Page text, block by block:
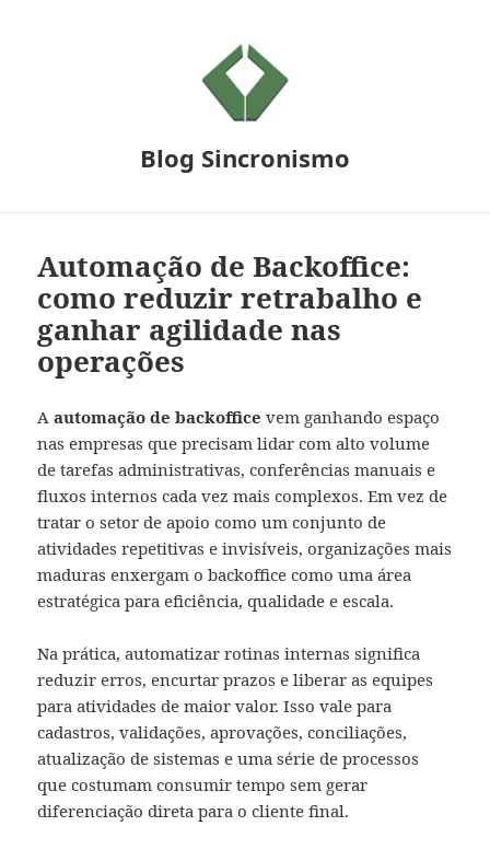
Blog Sincronismo
Automação de Backoffice:
como reduzir retrabalho e
ganhar agilidade nas
operações
Aautomação de backoffice vem ganhando espaço
nas empresas que precisam lidar com alto volume
de tarefas administrativas, conferências manuais e
fluxos internos cada vez mais complexos. Em vez de
tratar o setor de apoio como um conjunto de
atividades repetitivas e invisíveis, organizações mais
maduras enxergam o backoffice como uma área
estratégica para eficiência, qualidade e escala.
Na prática, automatizar rotinas internas significa
reduzir erros, encurtar prazos e liberar as equipes
para atividades de maior valor. Isso vale para
cadastros, validações, aprovações, conciliações,
atualização de sistemas e uma série de processos
que costumam consumir tempo sem gerar
diferenciação direta para o cliente final.